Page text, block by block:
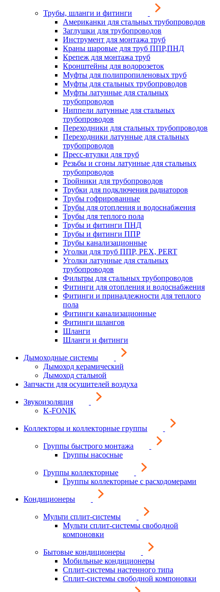
Трубы, шланги и фитинги
Американки для стальных трубопроводов
Заглушки для трубопроводов
Инструмент для монтажа труб
Краны шаровые для труб ППР,ПНД
Крепеж для монтажа труб
Кронштейны для водорозеток
Муфты для полипропиленовых труб
Муфты для стальных трубопроводов
Муфты латунные для стальных
трубопроводов
Ниппели латунные для стальных
трубопроводов
Переходники для стальных трубопроводов
Переходники латунные для стальных
трубопроводов
Пресс-втулки для труб
Резьбы и сгоны латунные для стальных
трубопроводов
Тройники для трубопроводов
Трубки для подключения радиаторов
Трубы гофрированные
Трубы для отопления и водоснабжения
Трубы для теплого пола
Трубы и фитинги ПНД
Трубы и фитинги ППР
Трубы канализационные
Уголки для труб ППР, PEX, PERT
Уголки латунные для стальных
трубопроводов
Фильтры для стальных трубопроводов
Фитинги для отопления и водоснабжения
Фитинги и принадлежности для теплого
пола
Фитинги канализационные
Фитинги шлангов
Шланги
Шланги и фитинги
Дымоходные системы
Дымоход керамический
Дымоход стальной
Запчасти для осушителей воздуха
Звукоизоляция
K-FONIK
Коллекторы и коллекторные группы
Группы быстрого монтажа
Группы насосные
Группы коллекторные
Группы коллекторные с расходомерами
Кондиционеры
Мульти сплит-системы
Мульти сплит-системы свободной
компоновки
Бытовые кондиционеры
Мобильные кондиционеры
Сплит-системы настенного типа
Сплит-системы свободной компоновки